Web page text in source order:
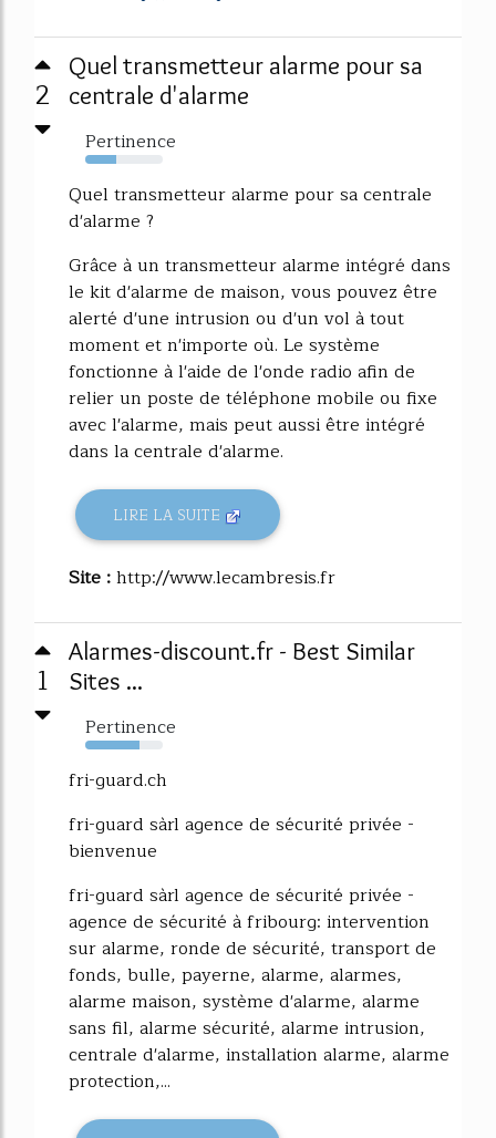
2
Quel transmetteur alarme pour sa
centrale d'alarme
Pertinence
40%
Quel transmetteur alarme pour sa centrale
d'alarme ?
Grâce à un transmetteur alarme intégré dans
le kit d'alarme de maison, vous pouvez être
alerté d'une intrusion ou d'un vol à tout
moment et n'importe où. Le système
fonctionne à l'aide de l'onde radio afin de
relier un poste de téléphone mobile ou fixe
avec l'alarme, mais peut aussi être intégré
dans la centrale d'alarme.
LIRE LA SUITE
Site :http://www.lecambresis.fr
1
Alarmes-discount.fr - Best Similar
Sites ...
Pertinence
70%
fri-guard.ch
fri-guard sàrl agence de sécurité privée -
bienvenue
fri-guard sàrl agence de sécurité privée -
agence de sécurité à fribourg: intervention
sur alarme, ronde de sécurité, transport de
fonds, bulle, payerne, alarme, alarmes,
alarme maison, système d'alarme, alarme
sans fil, alarme sécurité, alarme intrusion,
centrale d'alarme, installation alarme, alarme
protection,...